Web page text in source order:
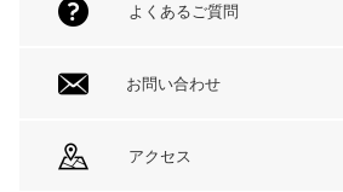
よくあるご質問
お問い合わせ
アクセス